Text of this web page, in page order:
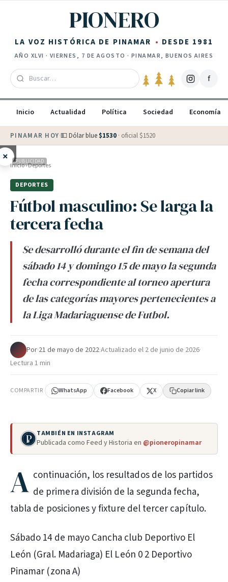
PIONERO
LA VOZ HISTÓRICA DE PINAMAR DESDE 1981
AÑO XLVI · VIERNES, 7 DE AGOSTO · PINAMAR, BUENOS AIRES
f
Inicio Actualidad Política Sociedad Economía
PINAMAR HOY·💵 Dólar blue $1530 · oficial $1520
× PUBLICIDAD
Inicio›Deportes
DEPORTES
Fútbol masculino: Se larga la
tercera fecha
Se desarrolló durante el fin de semana del
sábado 14 y domingo 15 de mayo la segunda
fecha correspondiente al torneo apertura
de las categorías mayores pertenecientes a
la Liga Madariaguense de Futbol.
Por·21 de mayo de 2022·Actualizado el 2 de junio de 2026·
Lectura 1 min
COMPARTIR WhatsApp Facebook X Copiar link
TAMBIÉN EN INSTAGRAM
Publicada como Feed y Historia en @pioneropinamar
A continuación, los resultados de los partidos
de primera división de la segunda fecha,
tabla de posiciones y fixture del tercer capítulo.
Sábado 14 de mayo Cancha club Deportivo El
León (Gral. Madariaga) El León 0 2 Deportivo
Pinamar (zona A)